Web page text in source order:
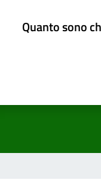
Quanto sono